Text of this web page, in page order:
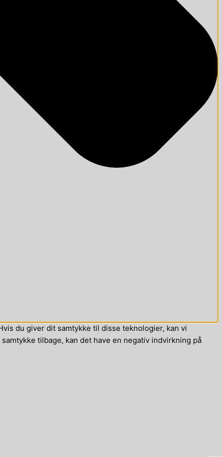
du giver dit samtykke til disse teknologier, kan vi
tilbage, kan det have en negativ indvirkning på